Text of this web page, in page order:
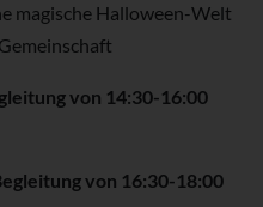
magische Halloween-Welt
von 14:30-16:00
von 16:30-18:00